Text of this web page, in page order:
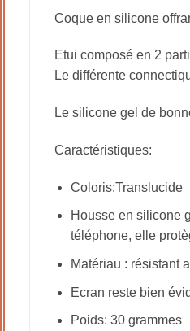
Coque en silicone
Etui composé en 2
Le différente
Le silicone gel de
Caractéristiques:
Coloris:Translucide
Housse en silicone
téléphone, elle
Matériau : résistant
Ecran reste bien
Poids: 30 grammes